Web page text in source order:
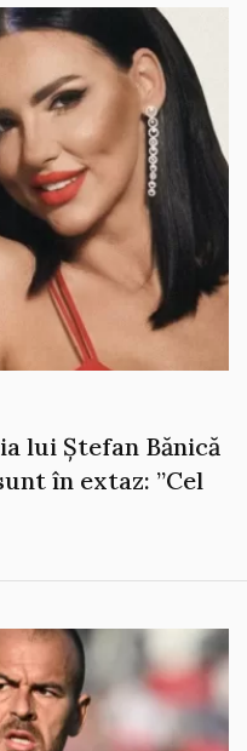
lui Ștefan Bănică
în extaz: ”Cel